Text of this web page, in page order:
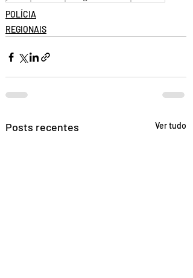
POLÍCIA
REGIONAIS
Posts recentes Ver tudo